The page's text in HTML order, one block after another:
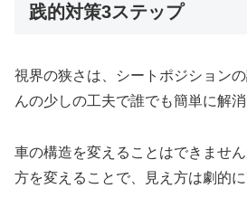
践的対策3ステップ
視界の狭さは、シートポジション
んの少しの工夫で誰でも簡単に解消
車の構造を変えることはできませ
方を変えることで、見え方は劇的に